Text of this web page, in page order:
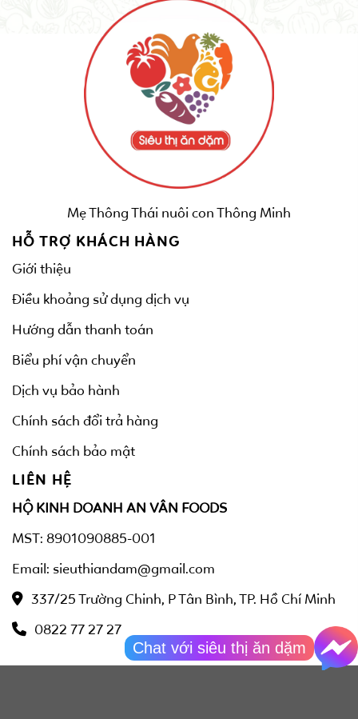
Mẹ Thông Thái nuôi con Thông Minh
HỖ TRỢ KHÁCH HÀNG
Giới thiệu
Điều khoảng sử dụng dịch vụ
Hướng dẫn thanh toán
Biểu phí vận chuyển
Dịch vụ bảo hành
Chính sách đổi trả hàng
Chính sách bảo mật
LIÊN HỆ
HỘ KINH DOANH AN VÂN FOODS
MST: 8901090885-001
Email: sieuthiandam@gmail.com
337/25 Trường Chinh, P Tân Bình, TP. Hồ Chí Minh
0822 77 27 27
Chat với siêu thị ăn dặm